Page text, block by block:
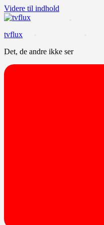
Videre til indhold
tvflux
Det, de andre ikke ser